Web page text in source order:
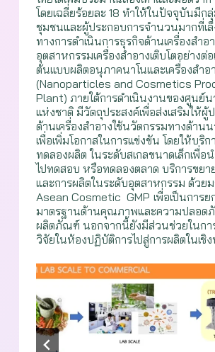
โดยเฉลี่ยร้อยละ 18 ทำให้ในปัจจุบันมีก
ชุมชนและผู้ประกอบการจำนวนมากที่เล็
ทางการดำเนินการธุรกิจด้านเครื่องสำอ
อุตสาหกรรมเครื่องสำอางเติบโตอย่างต่อ
ต้นแบบผลิตอนุภาคนาโนและเครื่องสำอ
(Nanoparticles and Cosmetics
Plant) ภายใต้การดำเนินงานของศูนย์น
แห่งชาติ มีวัตถุประสงค์เพื่อส่งเสริมให้ผู้
ด้านเครื่องสำอางใช้นวัตกรรมทางด้านน
เพื่อเพิ่มโอกาสในการแข่งขัน โดยให้บริก
ทดลองผลิต ในระดับสเกลขนาดเล็กเพื่
ไปทดสอบ หรือทดลองตลาด บริการขยา
และการผลิตในระดับอุตสาหกรรม ด้วย
Asean Cosmetic GMP เพื่อเป็นการย
มาตรฐานด้านคุณภาพและความปลอด
ผลิตภัณฑ์ นอกจากนี้ยังมีส่วนช่วยในกา
วิจัยในห้องปฏิบัติการไปสู่การผลิตในเ